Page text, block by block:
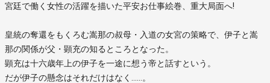
宮廷で働く女性の活躍を描いた平安お仕事絵巻、重大局面へ!
皇統の奪還をもくろむ嵩那の叔母・入道の女宮の策略で、伊子と嵩
那の関係が父・顕充の知るところとなった。
顕充は十六歳年上の伊子を一途に想う帝と話すという。
だが伊子の懸念はそれだけはなく……。